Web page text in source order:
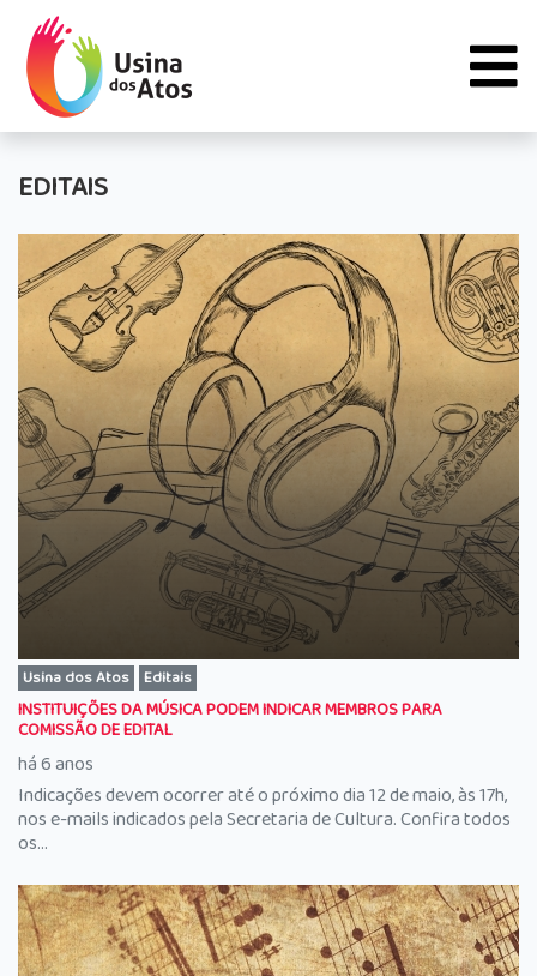
EDITAIS
Usina dos Atos Editais
INSTITUIÇÕES DA MÚSICA PODEM INDICAR MEMBROS PARA
COMISSÃO DE EDITAL
há 6 anos
Indicações devem ocorrer até o próximo dia 12 de maio, às 17h,
nos e-mails indicados pela Secretaria de Cultura. Confira todos
os...